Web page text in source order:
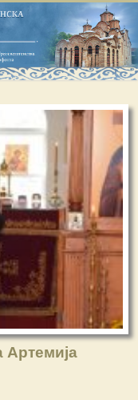
Артемија